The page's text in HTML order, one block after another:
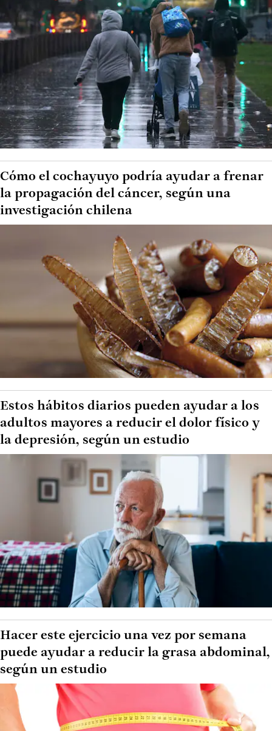
Cómo el cochayuyo podría ayudar a frenar
la propagación del cáncer, según una
investigación chilena
Estos hábitos diarios pueden ayudar a los
adultos mayores a reducir el dolor físico y
la depresión, según un estudio
Hacer este ejercicio una vez por semana
puede ayudar a reducir la grasa abdominal,
según un estudio